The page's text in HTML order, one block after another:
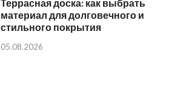
Террасная доска: как выбрать
материал для долговечного и
стильного покрытия
05.08.2026